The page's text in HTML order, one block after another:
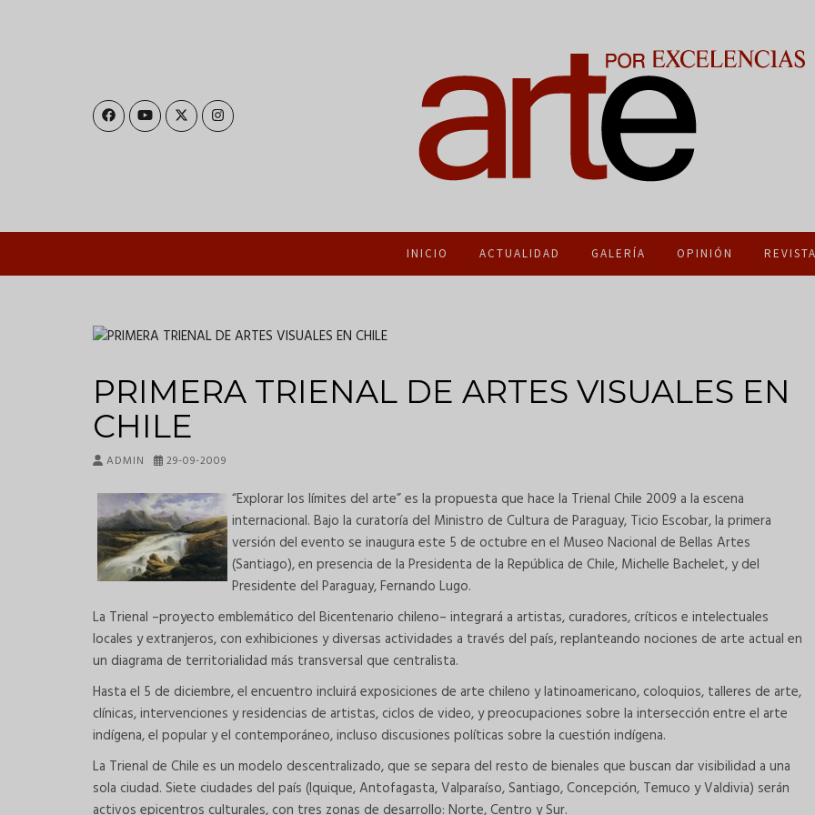
INICIO ACTUALIDAD GALERÍA OPINIÓN REVISTA
PRIMERA TRIENAL DE ARTES VISUALES EN
CHILE
ADMIN 29-09-2009
“Explorar los límites del arte” es la propuesta que hace la Trienal Chile 2009 a la escena
internacional. Bajo la curatoría del Ministro de Cultura de Paraguay, Ticio Escobar, la primera
versión del evento se inaugura este 5 de octubre en el Museo Nacional de Bellas Artes
(Santiago), en presencia de la Presidenta de la República de Chile, Michelle Bachelet, y del
Presidente del Paraguay, Fernando Lugo.
La Trienal –proyecto emblemático del Bicentenario chileno– integrará a artistas, curadores, críticos e intelectuales
locales y extranjeros, con exhibiciones y diversas actividades a través del país, replanteando nociones de arte actual en
un diagrama de territorialidad más transversal que centralista.
Hasta el 5 de diciembre, el encuentro incluirá exposiciones de arte chileno y latinoamericano, coloquios, talleres de arte,
clínicas, intervenciones y residencias de artistas, ciclos de video, y preocupaciones sobre la intersección entre el arte
indígena, el popular y el contemporáneo, incluso discusiones políticas sobre la cuestión indígena.
La Trienal de Chile es un modelo descentralizado, que se separa del resto de bienales que buscan dar visibilidad a una
sola ciudad. Siete ciudades del país (Iquique, Antofagasta, Valparaíso, Santiago, Concepción, Temuco y Valdivia) serán